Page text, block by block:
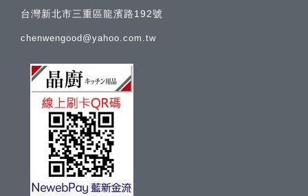
台灣新北市三重區龍濱路192號
chenwengood@yahoo.com.tw